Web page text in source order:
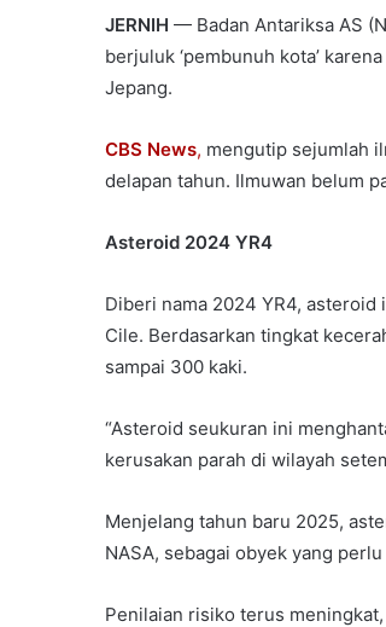
JERNIH — Badan Antariksa AS
berjuluk ‘pembunuh kota’
Jepang.
CBS News, mengutip sejumlah
delapan tahun. Ilmuwan belum
Asteroid 2024 YR4
Diberi nama 2024 YR4,
Cile. Berdasarkan tingkat
sampai 300 kaki.
“Asteroid seukuran ini
kerusakan parah di wilayah
Menjelang tahun baru 2025,
NASA, sebagai obyek yang
Penilaian risiko terus